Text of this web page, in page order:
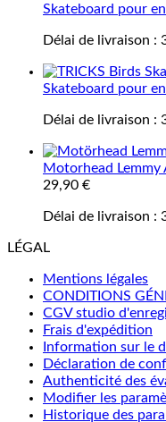
Skateboard pour
Délai de livraison :
Skateboard pour
Délai de livraison :
Motorhead Lemmy
29,90 €
Délai de livraison :
LÉGAL
Mentions légales
CONDITIONS
CGV studio
Frais d'expédition
Information sur le
Déclaration de
Authenticité des
Modifier les
Historique des